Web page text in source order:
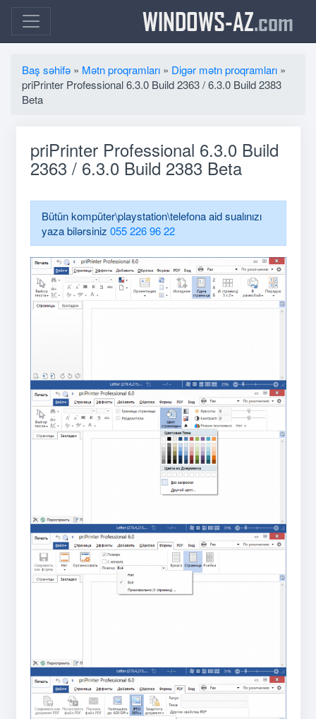
WINDOWS-AZ.com
Baş səhifə » Mətn proqramları » Digər mətn proqramları »
priPrinter Professional 6.3.0 Build 2363 / 6.3.0 Build 2383
Beta
priPrinter Professional 6.3.0 Build
2363 / 6.3.0 Build 2383 Beta
Bütün kompüter\playstation\telefona aid sualınızı
yaza bilərsiniz 055 226 96 22